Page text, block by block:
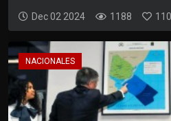
Dec 02 2024 1188 110
NACIONALES